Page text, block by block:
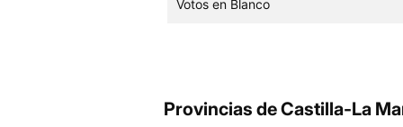
Votos en Blanco
Provincias de Castilla-La